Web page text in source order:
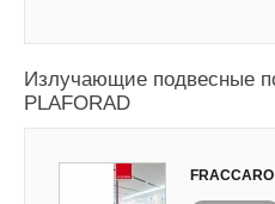
Излучающие подвесные
PLAFORAD
FRACCARO